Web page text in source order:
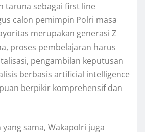
taruna sebagai first line
calon pemimpin Polri masa
merupakan generasi Z
proses pembelajaran harus
pengambilan keputusan
berbasis artificial intelligence
berpikir komprehensif dan
sama, Wakapolri juga